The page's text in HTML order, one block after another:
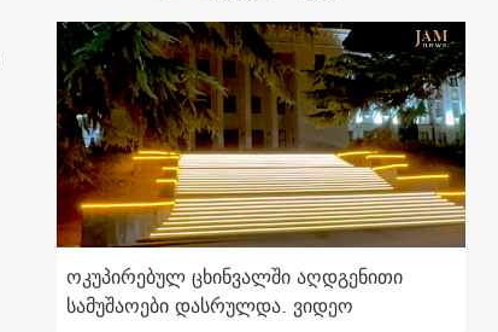
ოკუპირებულ ცხინვალში აღდგენითი
სამუშაოები დასრულდა. ვიდეო